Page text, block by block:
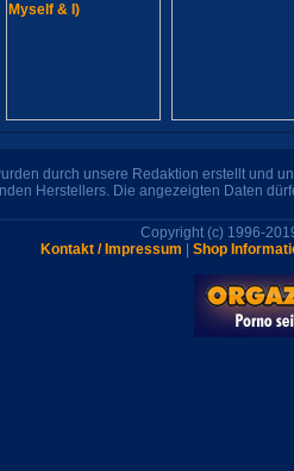
durch unsere Redaktion erstellt und
Herstellers. Die angezeigten Daten
Copyright (c) 1996-
Kontakt / Impressum
Shop